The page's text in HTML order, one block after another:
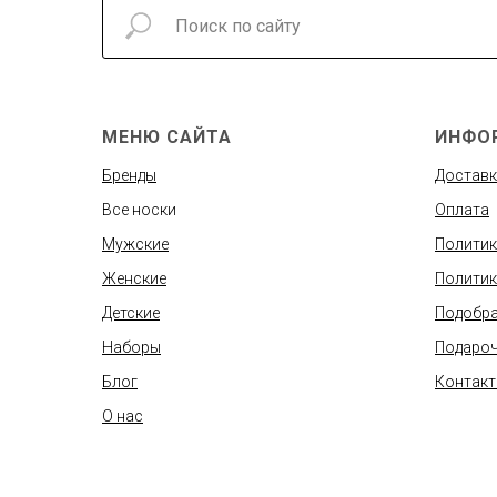
МЕНЮ САЙТА
Бренды
Все носки
Мужские
Женские
Детские
Наборы
Блог
О нас
Оплата